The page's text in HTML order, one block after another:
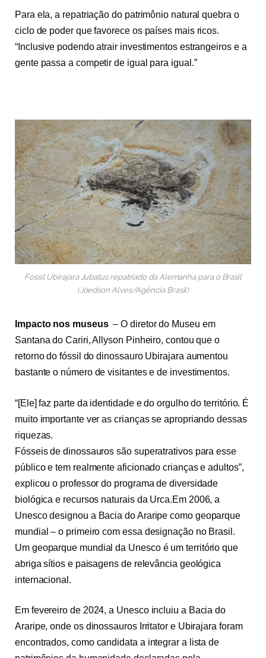
Para ela, a repatriação do patrimônio natural quebra o
ciclo de poder que favorece os países mais ricos.
“Inclusive podendo atrair investimentos estrangeiros e a
gente passa a competir de igual para igual.”
Fóssil Ubirajara Jubatus repatriado da Alemanha para o Brasil
(Joédson Alves/Agência Brasil)
Impacto nos museus–O diretor do Museu em
Santana do Cariri, Allyson Pinheiro, contou que o
retorno do fóssil do dinossauro Ubirajara aumentou
bastante o número de visitantes e de investimentos.
“[Ele] faz parte da identidade e do orgulho do território. É
muito importante ver as crianças se apropriando dessas
riquezas.
Fósseis de dinossauros são superatrativos para esse
público e tem realmente aficionado crianças e adultos”,
explicou o professor do programa de diversidade
biológica e recursos naturais da Urca.Em 2006, a
Unesco designou a Bacia do Araripe como geoparque
mundial – o primeiro com essa designação no Brasil.
Um geoparque mundial da Unesco é um território que
abriga sítios e paisagens de relevância geológica
internacional.
Em fevereiro de 2024, a Unesco incluiu a Bacia do
Araripe, onde os dinossauros Irritator e Ubirajara foram
encontrados, como candidata a integrar a lista de